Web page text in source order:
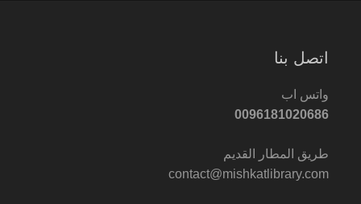
اتصل بنا
واتس اب
0096181020686
طريق المطار القديم
contact@mishkatlibrary.com